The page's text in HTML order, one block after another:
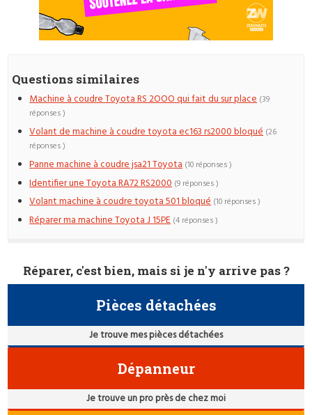
Questions similaires
Machine à coudre Toyota RS 2OOO qui fait du sur place (39
réponses )
Volant de machine à coudre toyota ec163 rs2000 bloqué (26
réponses )
Panne machine à coudre jsa21 Toyota (10 réponses )
Identifier une Toyota RA72 RS2000 (9 réponses )
Volant machine à coudre toyota 501 bloqué (10 réponses )
Réparer ma machine Toyota J 15PE (4 réponses )
Réparer, c'est bien, mais si je n'y arrive pas ?
Pièces détachées
Je trouve mes pièces détachées
Dépanneur
Je trouve un pro près de chez moi